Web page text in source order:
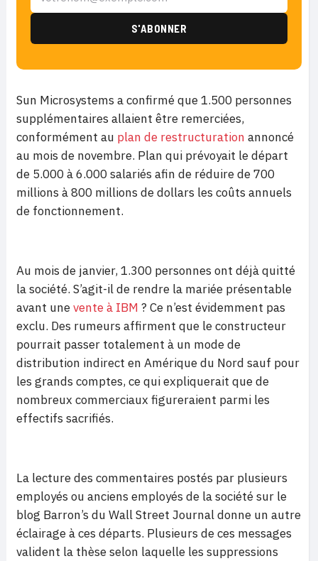
Sun Microsystems a confirmé que 1.500 personnes
supplémentaires allaient être remerciées,
conformément au plan de restructuration annoncé
au mois de novembre. Plan qui prévoyait le départ
de 5.000 à 6.000 salariés afin de réduire de 700
millions à 800 millions de dollars les coûts annuels
de fonctionnement.
Au mois de janvier, 1.300 personnes ont déjà quitté
la société. S’agit-il de rendre la mariée présentable
avant unevente à IBM ? Ce n’est évidemment pas
exclu. Des rumeurs affirment que le constructeur
pourrait passer totalement à un mode de
distribution indirect en Amérique du Nord sauf pour
les grands comptes, ce qui expliquerait que de
nombreux commerciaux figureraient parmi les
effectifs sacrifiés.
La lecture des commentaires postés par plusieurs
employés ou anciens employés de la société sur le
blog Barron’s du Wall Street Journal donne un autre
éclairage à ces départs. Plusieurs de ces messages
valident la thèse selon laquelle les suppressions